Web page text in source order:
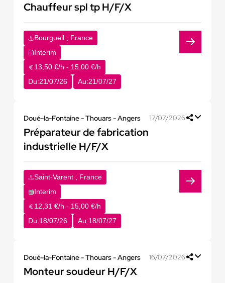
Chauffeur spl tp H/F/X
Bourgueil , France
Interim
13,50 €/h - 15,00 €/h
Du:21/07/26 Au:21/07/27
Doué-la-Fontaine - Thouars - Angers 17/07/2026
Préparateur de fabrication
industrielle H/F/X
Saint-Varent , France
Interim
12,31 €/h - 15,00 €/h
Du:18/07/26 Au:18/07/27
Doué-la-Fontaine - Thouars - Angers 16/07/2026
Monteur soudeur H/F/X